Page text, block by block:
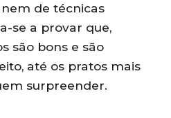
de técnicas
se a provar que,
são bons e são
até os pratos mais
surpreender.